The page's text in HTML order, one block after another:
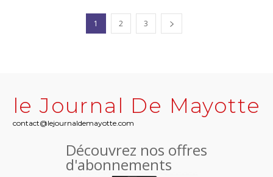
1 2 3
le Journal De Mayotte
contact@lejournaldemayotte.com
Découvrez nos offres
d'abonnements